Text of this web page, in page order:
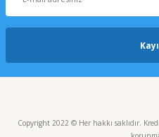
Copyright 2022 © Her hakkı saklıdır.